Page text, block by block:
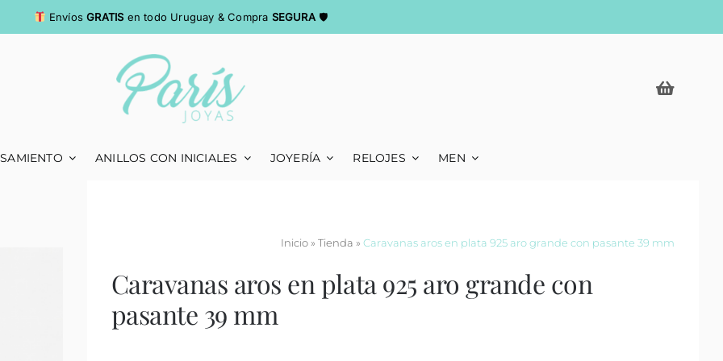
EnvíosGRATIS en todo Uruguay & Compra SEGURA🛡
ANILLOS CON INICIALES JOYERÍA RELOJES MEN
Inicio» Tienda » Caravanas aros en plata 925 aro grande con pasante 39 mm
Caravanas aros en plata 925 aro grande con
pasante 39 mm